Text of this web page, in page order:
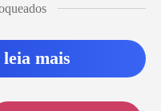
mais